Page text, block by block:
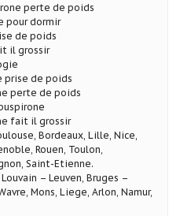
perte de poids
pour dormir
de poids
il grossir
prise de poids
perte de poids
fait il grossir
Bordeaux, Lille, Nice,
Rouen, Toulon,
Saint-Etienne.
– Leuven, Bruges –
Mons, Liege, Arlon, Namur,